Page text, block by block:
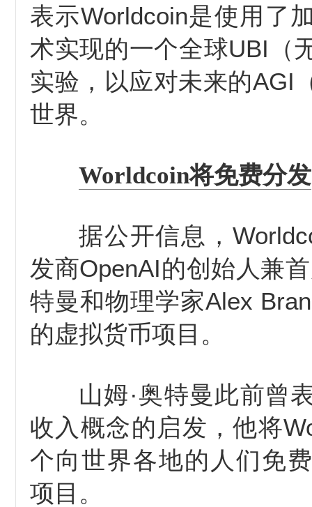
表示Worldcoin是使用了
术实现的一个全球UBI（
实验，以应对未来的AGI
世界。
Worldcoin将免费分发
据公开信息，
发商OpenAI的创始人兼
特曼和物理学家Alex
的虚拟货币项目。
山姆·奥特曼此前曾
收入概念的启发，他将
个向世界各地的人们免
项目。